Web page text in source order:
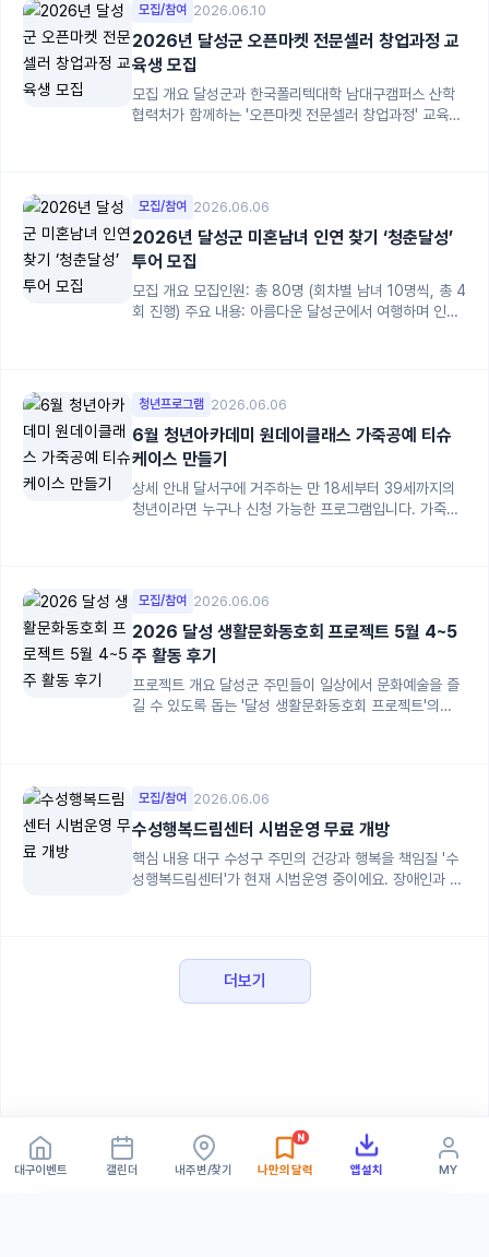
모집/참여 2026.06.10
2026년 달성군 오픈마켓 전문셀러 창업과정 교
육생 모집
모집 개요 달성군과 한국폴리텍대학 남대구캠퍼스 산학
협력처가 함께하는 '오픈마켓 전문셀러 창업과정' 교육생
모집/참여 2026.06.06
2026년 달성군 미혼남녀 인연 찾기 ‘청춘달성’
투어 모집
모집 개요 모집인원: 총 80명 (회차별 남녀 10명씩, 총 4
회 진행) 주요 내용: 아름다운 달성군에서 여행하며 인연
청년프로그램 2026.06.06
6월 청년아카데미 원데이클래스 가죽공예 티슈
케이스 만들기
상세 안내 달서구에 거주하는 만 18세부터 39세까지의
청년이라면 누구나 신청 가능한 프로그램입니다. 가죽공
모집/참여 2026.06.06
2026 달성 생활문화동호회 프로젝트 5월 4~5
주 활동 후기
프로젝트 개요 달성군 주민들이 일상에서 문화예술을 즐
길 수 있도록 돕는 '달성 생활문화동호회 프로젝트'의
모집/참여 2026.06.06
수성행복드림센터 시범운영 무료 개방
핵심 내용 대구 수성구 주민의 건강과 행복을 책임질 '수
성행복드림센터'가 현재 시범운영 중이에요. 장애인과 비
더보기
대구이벤트 캘린더 내주변/찾기
N
나만의 달력 앱설치 MY